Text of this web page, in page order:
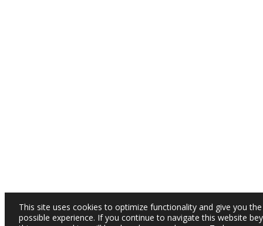
This site uses cookies to optimize functionality and give you
possible experience. If you continue to navigate this website